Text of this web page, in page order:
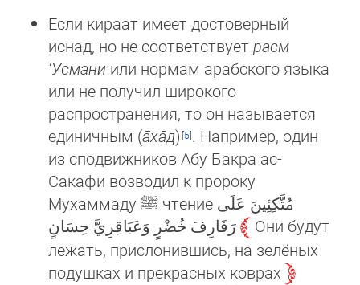
Если кираат имеет достоверный
иснад, но не соответствует расм
‘Усмани или нормам арабского языка
или не по­лу­чил широкого
распространения, то он называется
единичным (а̄ха̄д)
. Например, один
из сподвижников Абу Бак­ра ас-
Сакафи возводил к пророку
Мухаммаду ﷺ чтение مُتَّكِئِينَ عَلَى
Они будут
лежать, при­сло­нив­шись, на зелёных
подушках и прекрасных коврах